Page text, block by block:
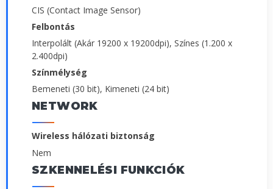
CIS (Contact Image Sensor)
Felbontás
Interpolált (Akár 19200 x 19200dpi), Színes (1.200 x
2.400dpi)
Színmélység
Bemeneti (30 bit), Kimeneti (24 bit)
NETWORK
Wireless hálózati biztonság
Nem
SZKENNELÉSI FUNKCIÓK